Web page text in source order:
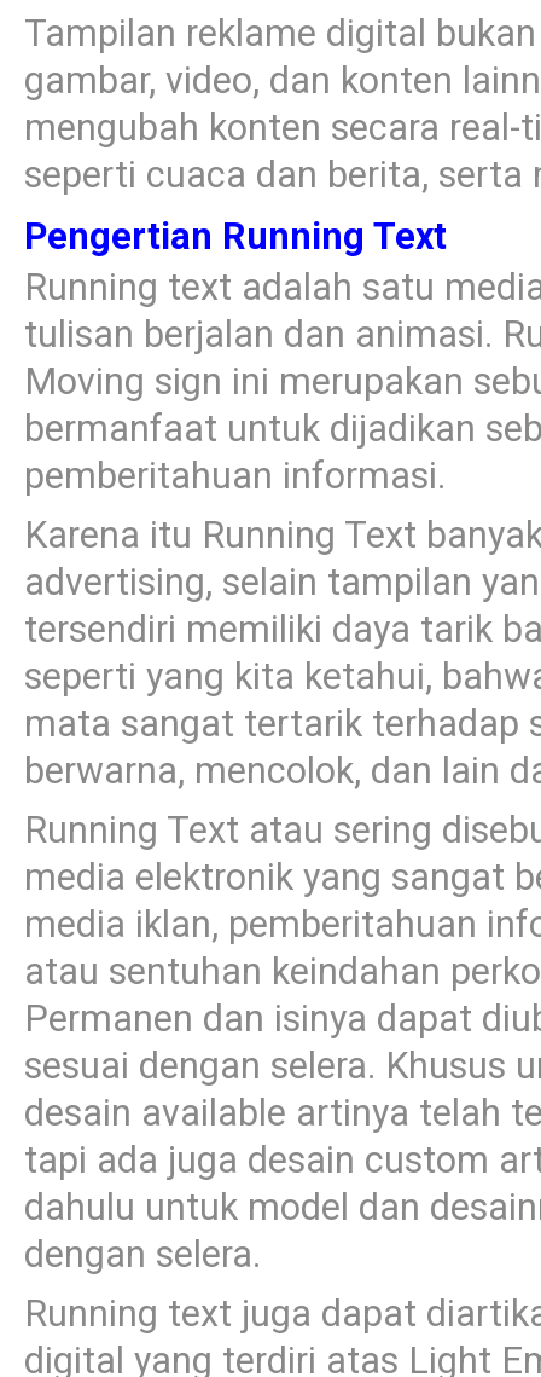
Tampilan reklame digital
gambar, video, dan konten
mengubah konten secara
seperti cuaca dan berita, serta
Pengertian Running Text
Running text adalah satu
tulisan berjalan dan animasi.
Moving sign ini merupakan
bermanfaat untuk dijadikan
pemberitahuan informasi.
Karena itu Running Text
advertising, selain tampilan
tersendiri memiliki daya tarik
seperti yang kita ketahui,
mata sangat tertarik terhadap
berwarna, mencolok, dan lain
Running Text atau sering
media elektronik yang sangat
media iklan, pemberitahuan
atau sentuhan keindahan
Permanen dan isinya dapat
sesuai dengan selera. Khusus
desain available artinya telah
tapi ada juga desain custom
dahulu untuk model dan
dengan selera.
Running text juga dapat
digital yang terdiri atas Light